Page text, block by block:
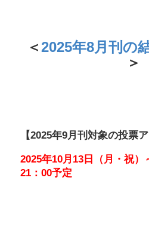
＜2025年8月刊の
＞
【2025年9月刊対象の投票
2025年10月13日（月・祝）
21：00予定